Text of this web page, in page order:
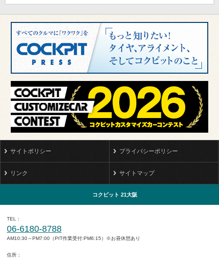
サイトポリシー プライバシーポリシー
リンク サイトマップ
コクピット 21大阪
TEL
06-6180-8788
AM10:30～PM7:00（PIT作業受付:PM6:15）※お昼休憩あり
住所